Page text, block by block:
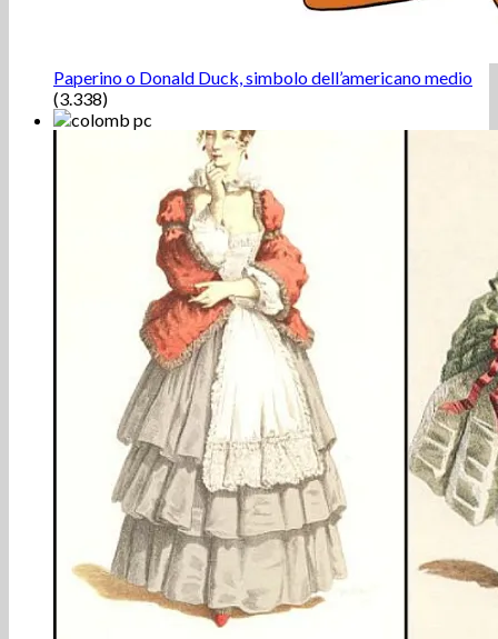
Paperino o Donald Duck, simbolo dell’americano medio
(3.338)